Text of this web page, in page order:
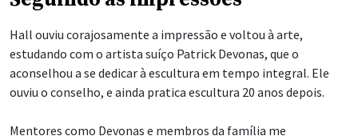
Hall ouviu corajosamente a impressão e voltou à arte,
estudando com o artista suíço Patrick Devonas, que o
aconselhou a se dedicar à escultura em tempo integral. Ele
ouviu o conselho, e ainda pratica escultura 20 anos depois.
Mentores como Devonas e membros da família me